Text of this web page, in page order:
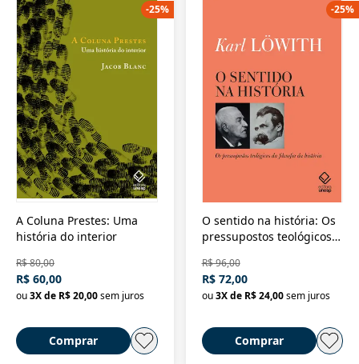
A Coluna Prestes: Uma
história do interior
R$ 80,00
R$ 60,00
ou3X de R$ 20,00sem juros
Comprar
-25%
O sentido na história: Os
pressupostos teológicos
R$ 96,00
R$ 72,00
ou 3X de R$ 24,00 sem juros
Comprar
-25%